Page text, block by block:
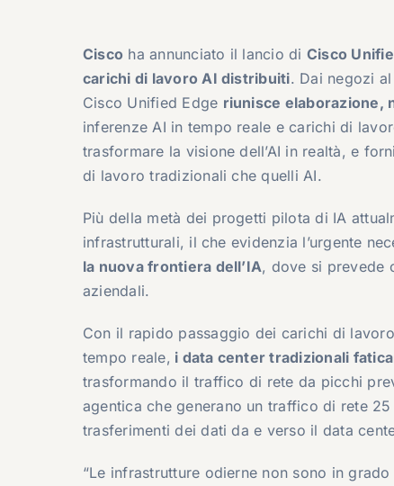
Cisco ha annunciato il lancio di Cisco
carichi di lavoro AI distribuiti. Dai negozi
Cisco Unified Edge riunisce elaborazione,
inferenze AI in tempo reale e carichi di
trasformare la visione dell’AI in realtà, e
di lavoro tradizionali che quelli AI.
Più della metà dei progetti pilota di IA
infrastrutturali, il che evidenzia l’urgente
la nuova frontiera dell’IA, dove si prevede
aziendali.
Con il rapido passaggio dei carichi di
tempo reale, i data center tradizionali
trasformando il traffico di rete da picchi
agentica che generano un traffico di rete
trasferimenti dei dati da e verso il data
“Le infrastrutture odierne non sono in